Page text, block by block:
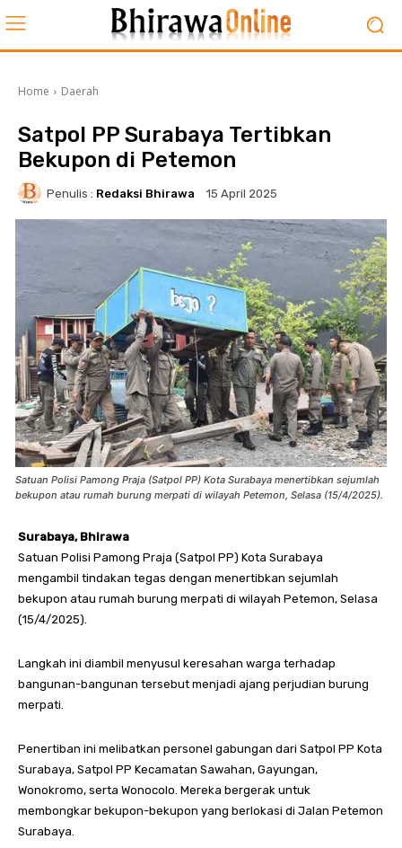
Home Daerah
Satpol PP Surabaya Tertibkan
Bekupon di Petemon
Penulis : Redaksi Bhirawa 15 April 2025
Satuan Polisi Pamong Praja (Satpol PP) Kota Surabaya menertibkan sejumlah
bekupon atau rumah burung merpati di wilayah Petemon, Selasa (15/4/2025).
Surabaya, Bhirawa
Satuan Polisi Pamong Praja (Satpol PP) Kota Surabaya
mengambil tindakan tegas dengan menertibkan sejumlah
bekupon atau rumah burung merpati di wilayah Petemon, Selasa
(15/4/2025).
Langkah ini diambil menyusul keresahan warga terhadap
bangunan-bangunan tersebut menjadi ajang perjudian burung
merpati.
Penertiban ini melibatkan personel gabungan dari Satpol PP Kota
Surabaya, Satpol PP Kecamatan Sawahan, Gayungan,
Wonokromo, serta Wonocolo. Mereka bergerak untuk
membongkar bekupon-bekupon yang berlokasi di Jalan Petemon
Surabaya.